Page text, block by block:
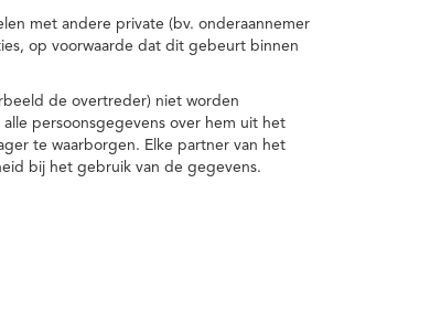
met andere private (bv. onderaannemer
op voorwaarde dat dit gebeurt binnen
de overtreder) niet worden
persoonsgegevens over hem uit het
te waarborgen. Elke partner van het
bij het gebruik van de gegevens.